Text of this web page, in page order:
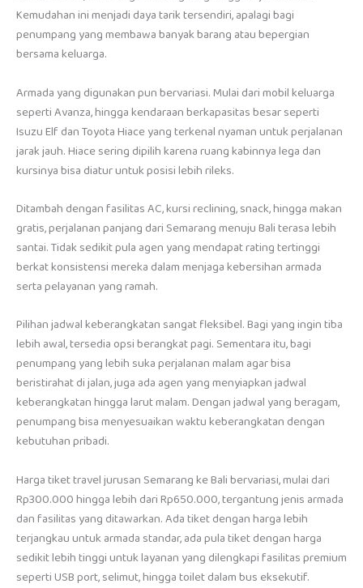
Kemudahan ini menjadi daya tarik tersendiri, apalagi bagi
penumpang yang membawa banyak barang atau bepergian
bersama keluarga.
Armada yang digunakan pun bervariasi. Mulai dari mobil keluarga
seperti Avanza, hingga kendaraan berkapasitas besar seperti
Isuzu Elf dan Toyota Hiace yang terkenal nyaman untuk perjalanan
jarak jauh. Hiace sering dipilih karena ruang kabinnya lega dan
kursinya bisa diatur untuk posisi lebih rileks.
Ditambah dengan fasilitas AC, kursi reclining, snack, hingga makan
gratis, perjalanan panjang dari Semarang menuju Bali terasa lebih
santai. Tidak sedikit pula agen yang mendapat rating tertinggi
berkat konsistensi mereka dalam menjaga kebersihan armada
serta pelayanan yang ramah.
Pilihan jadwal keberangkatan sangat fleksibel. Bagi yang ingin tiba
lebih awal, tersedia opsi berangkat pagi. Sementara itu, bagi
penumpang yang lebih suka perjalanan malam agar bisa
beristirahat di jalan, juga ada agen yang menyiapkan jadwal
keberangkatan hingga larut malam. Dengan jadwal yang beragam,
penumpang bisa menyesuaikan waktu keberangkatan dengan
kebutuhan pribadi.
Harga tiket travel jurusan Semarang ke Bali bervariasi, mulai dari
Rp300.000 hingga lebih dari Rp650.000, tergantung jenis armada
dan fasilitas yang ditawarkan. Ada tiket dengan harga lebih
terjangkau untuk armada standar, ada pula tiket dengan harga
sedikit lebih tinggi untuk layanan yang dilengkapi fasilitas premium
seperti USB port, selimut, hingga toilet dalam bus eksekutif.